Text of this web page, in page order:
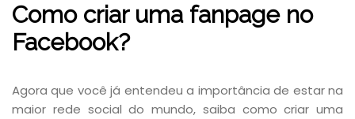
Como criar uma fanpage no
Facebook?
Agora que você já entendeu a importância de estar na
maior rede social do mundo, saiba como criar uma